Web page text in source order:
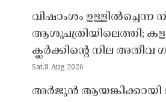
വിഷാംശം ഉള്ളിൽച്ചെന്ന
ആശുപത്രിയിലെത്തി;
ക്ലർക്കിൻ്റെ നില അതീവ
Sat,8 Aug 2026
അർജുൻ ആയങ്കിക്കായി